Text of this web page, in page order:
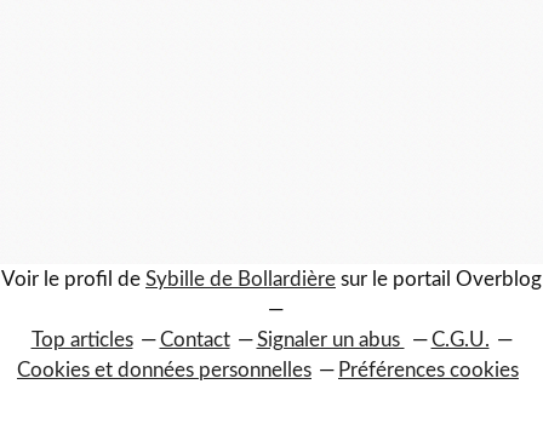
Voir le profil de Sybille de Bollardière sur le portail Overblog
Top articles Contact Signaler un abus
C.G.U.
Cookies et données personnelles
Préférences cookies